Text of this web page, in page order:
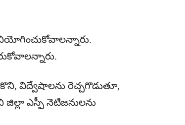
విద్వేషాలను రెచ్చగొడుతూ,
జిల్లా ఎస్పీ నెటిజనులను